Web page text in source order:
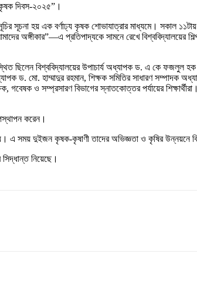
দিবস-২০২৫”।
সূচনা হয় এক বর্ণাঢ্য কৃষক শোভাযাত্রার মাধ্যমে। সকাল
অঙ্গীকার”—এ প্রতিপাদ্যকে সামনে রেখে বিশ্ববিদ্যালয়ের
ছিলেন বিশ্ববিদ্যালয়ের উপাচার্য অধ্যাপক ড. এ কে ফজলুল
ড. মো. হাম্মাদুর রহমান, শিক্ষক সমিতির সাধারণ সম্পাদক
গবেষক ও সম্প্রসারণ বিভাগের স্নাতকোত্তর পর্যায়ের
করেন।
সময় দুইজন কৃষক-কৃষাণী তাদের অভিজ্ঞতা ও কৃষির উন্নয়নে
নিয়েছে।